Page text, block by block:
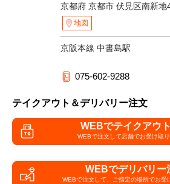
京都府 京都市 伏見区南新
地図
京阪本線 中書島駅
075-602-9288
テイクアウト＆デリバリー注文
WEBでテイクアウ
WEBで注文して店舗でお受け取
WEBでデリバリー
WEBで注文して、 ご指定の場所でお受